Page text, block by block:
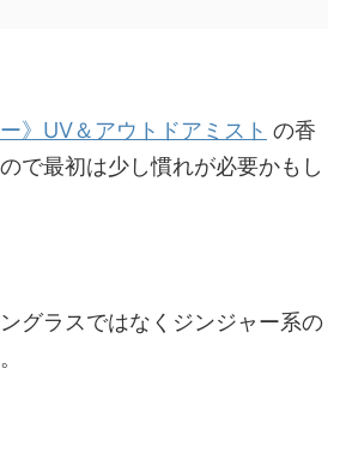
ー》UV＆アウトドアミスト の香
で最初は少し慣れが必要かもし
グラスではなくジンジャー系の